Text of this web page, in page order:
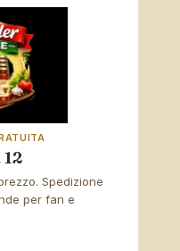
Spedizione
per fan e